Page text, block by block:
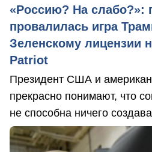
«Россию? На слабо?»:
провалилась игра
Зеленскому лицензии
Patriot
Президент США и
прекрасно понимают, что
не способна ничего